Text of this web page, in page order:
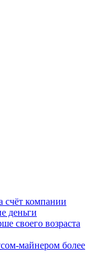
счёт компании
деньги
своего возраста
майнером более